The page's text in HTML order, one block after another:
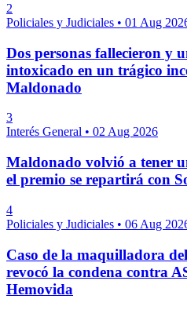
2
Policiales y Judiciales • 01 Aug
Dos personas fallecieron y
intoxicado en un trágico
Maldonado
3
Interés General • 02 Aug 2026
Maldonado volvió a tener
el premio se repartirá con
4
Policiales y Judiciales • 06 Aug
Caso de la maquilladora
revocó la condena contra
Hemovida